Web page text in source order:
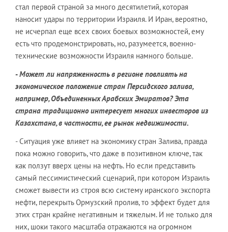
стал первой страной за много десятилетий, которая
наносит удары по территории Израиля. И Иран, вероятно,
не исчерпал еще всех своих боевых возможностей, ему
есть что продемонстрировать, но, разумеется, военно-
технические возможности Израиля намного больше.
-Может ли напряженность в регионе повлиять на
экономическое положение стран Персидского залива,
например, Объединенных Арабских Эмиратов? Эта
страна традиционно интересует многих инвесторов из
Казахстана, в частности, ее рынок недвижимости.
- Ситуация уже влияет на экономику стран Залива, правда
пока можно говорить, что даже в позитивном ключе, так
как ползут вверх цены на нефть. Но если представить
самый пессимистический сценарий, при котором Израиль
сможет вывести из строя всю систему иранского экспорта
нефти, перекрыть Ормузский пролив, то эффект будет для
этих стран крайне негативным и тяжелым. И не только для
них, шоки такого масштаба отражаются на огромном